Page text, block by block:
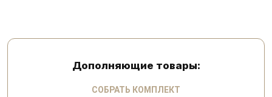
Дополняющие товары:
СОБРАТЬ КОМПЛЕКТ